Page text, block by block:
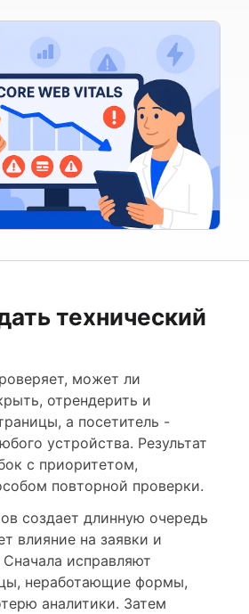
технический
может ли
отрендерить и
а посетитель -
устройства. Результат
с приоритетом,
повторной проверки.
создает длинную очередь
влияние на заявки и
исправляют
неработающие формы,
аналитики. Затем